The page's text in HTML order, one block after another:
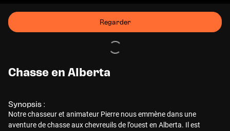
Regarder
Chasse en Alberta
Synopsis :
Notre chasseur et animateur Pierre nous emmène dans une
aventure de chasse aux chevreuils de l’ouest en Alberta. Il est